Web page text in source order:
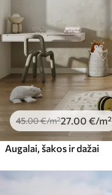
45.00€/m²27.00 €/m²
Augalai, šakos ir dažai